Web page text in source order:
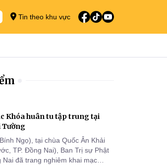
Tin theo khu vực
Khóa huân tu tập trung tại
Tường
Ngọ), tại chùa Quốc Ân Khải
TP. Đồng Nai), Ban Trị sự Phật
đã trang nghiêm khai mạc